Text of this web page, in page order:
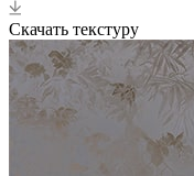
Скачать текстуру